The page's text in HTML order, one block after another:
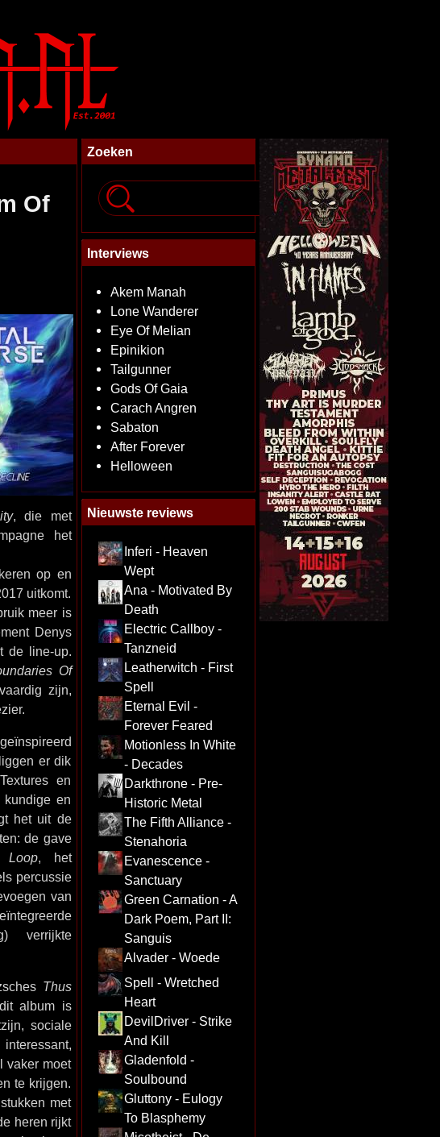
Of
, die met
het
op en
uitkomt.
meer is
Denys
de line-up.
Of
zijn,
er dik
en
kundige en
het uit de
de gave
Loop, het
percussie
van
verrijkte
Thus
album is
sociale
vaker moet
te krijgen.
met
heren rijkt
Zoeken
Interviews
Akem Manah
Lone Wanderer
Eye Of Melian
Epinikion
Tailgunner
Gods Of Gaia
Carach Angren
Sabaton
After Forever
Helloween
Nieuwste reviews
Inferi - Heaven
Wept
Ana - Motivated By
Death
Electric Callboy -
Tanzneid
Leatherwitch - First
Spell
Eternal Evil -
Forever Feared
Motionless In White
- Decades
Darkthrone - Pre-
Historic Metal
The Fifth Alliance -
Stenahoria
Evanescence -
Sanctuary
Green Carnation - A
Dark Poem, Part II:
Sanguis
Alvader - Woede
Spell - Wretched
Heart
DevilDriver - Strike
And Kill
Gladenfold -
Soulbound
Gluttony - Eulogy
To Blasphemy